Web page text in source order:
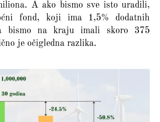
A ako bismo sve isto uradili,
fond, koji ima 1,5% dodatnih
bismo na kraju imali skoro 375
je očigledna razlika.